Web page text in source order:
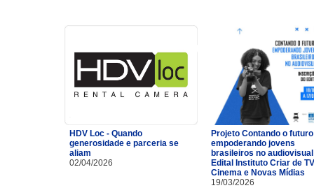
HDV Loc - Quando
generosidade e parceria se
aliam
02/04/2026
Projeto Contando o
empoderando jovens
brasileiros no
Edital Instituto Criar de
Cinema e Novas Mídias
19/03/2026